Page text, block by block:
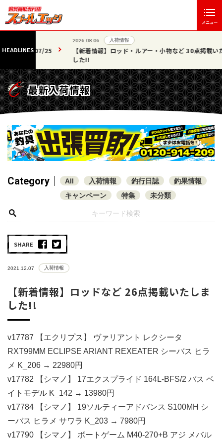
メニュー
HEADLINES
07/25
入荷情報
【新着情報】ロッド・ルアー・小物など 30点掲載いたしま
最新入荷情報
Category All 入荷情報 釣行日誌
釣果情報
キャンペーン
特集 未分類
SHARE
2021.12.07 入荷情報
【新着情報】ロッドなど 26点掲載いたしま
した!!
v17787 【エクリプス】 ヴァリアント レクシータ
RXT99MM ECLIPSE ARIANT REXEATER シーバス ヒラ
メ K_206 → 22980円
v17782 【シマノ】 17エクスプライド 164L-BFS/2 バス ベ
イトモデル K_142 → 13980円
v17784 【シマノ】 19ソルティーアドバンス S100MH シ
ーバス ヒラメ サワラ K_203 → 7980円
v17790 【シマノ】 ボートゲーム M40-270+B アジ メバル